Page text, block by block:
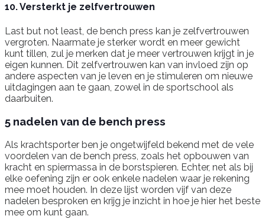
10. Versterkt je zelfvertrouwen
Last but not least, de bench press kan je zelfvertrouwen
vergroten. Naarmate je sterker wordt en meer gewicht
kunt tillen, zul je merken dat je meer vertrouwen krijgt in je
eigen kunnen. Dit zelfvertrouwen kan van invloed zijn op
andere aspecten van je leven en je stimuleren om nieuwe
uitdagingen aan te gaan, zowel in de sportschool als
daarbuiten.
5 nadelen van de bench press
Als krachtsporter ben je ongetwijfeld bekend met de vele
voordelen van de bench press, zoals het opbouwen van
kracht en spiermassa in de borstspieren. Echter, net als bij
elke oefening zijn er ook enkele nadelen waar je rekening
mee moet houden. In deze lijst worden vijf van deze
nadelen besproken en krijg je inzicht in hoe je hier het beste
mee om kunt gaan.